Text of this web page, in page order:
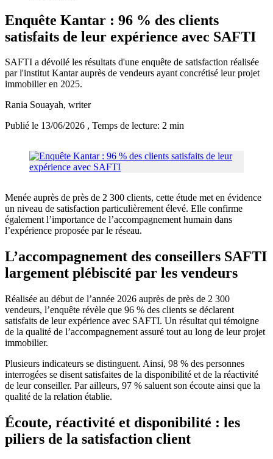
Enquête Kantar : 96 % des clients
satisfaits de leur expérience avec SAFTI
SAFTI a dévoilé les résultats d'une enquête de satisfaction réalisée
par l'institut Kantar auprès de vendeurs ayant concrétisé leur projet
immobilier en 2025.
Rania Souayah, writer
Publié le 13/06/2026 , Temps de lecture: 2 min
Menée auprès de près de 2 300 clients, cette étude met en évidence
un niveau de satisfaction particulièrement élevé. Elle confirme
également l’importance de l’accompagnement humain dans
l’expérience proposée par le réseau.
L’accompagnement des conseillers SAFTI
largement plébiscité par les vendeurs
Réalisée au début de l’année 2026 auprès de près de 2 300
vendeurs, l’enquête révèle que 96 % des clients se déclarent
satisfaits de leur expérience avec SAFTI. Un résultat qui témoigne
de la qualité de l’accompagnement assuré tout au long de leur projet
immobilier.
Plusieurs indicateurs se distinguent. Ainsi, 98 % des personnes
interrogées se disent satisfaites de la disponibilité et de la réactivité
de leur conseiller. Par ailleurs, 97 % saluent son écoute ainsi que la
qualité de la relation établie.
Écoute, réactivité et disponibilité : les
piliers de la satisfaction client